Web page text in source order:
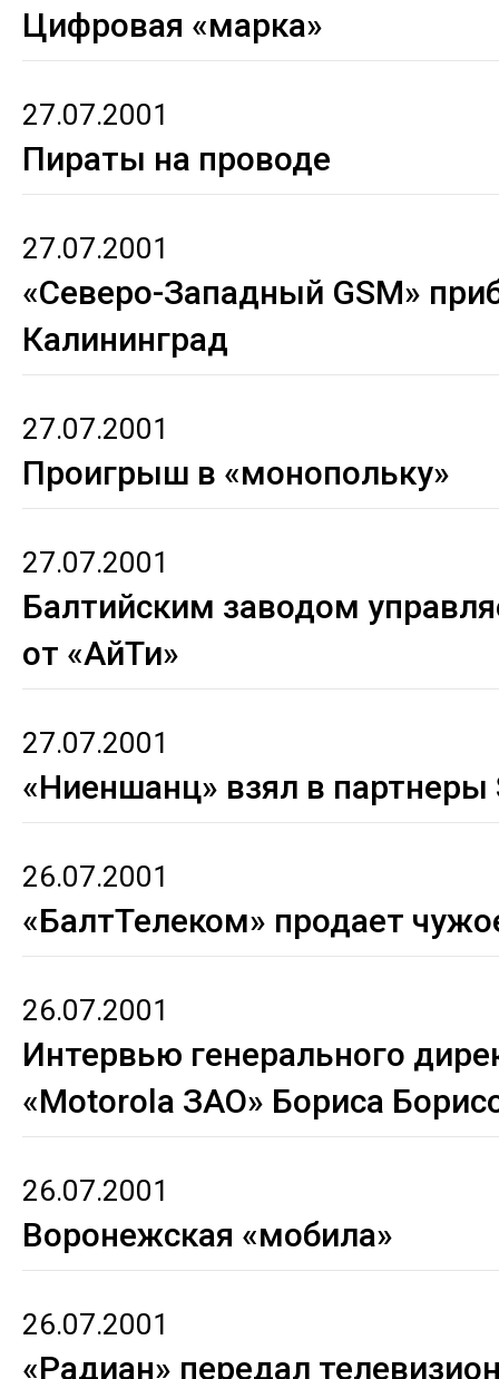
Цифровая «марка»
27.07.2001
Пираты на проводе
27.07.2001
«Северо-Западный GSM»
Калининград
27.07.2001
Проигрыш в «монопольку»
27.07.2001
Балтийским заводом
от «АйТи»
27.07.2001
«Ниеншанц» взял в партнеры
26.07.2001
«БалтТелеком» продает
26.07.2001
Интервью генерального
«Motorola ЗАО» Бориса
26.07.2001
Воронежская «мобила»
26.07.2001
«Радиан» передал